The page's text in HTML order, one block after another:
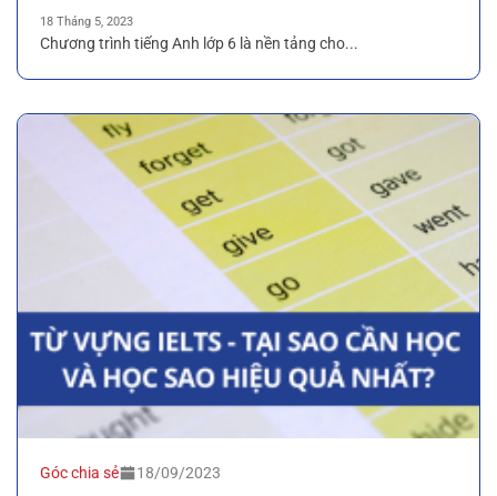
18 Tháng 5, 2023
Chương trình tiếng Anh lớp 6 là nền tảng cho...
Góc chia sẻ 18/09/2023